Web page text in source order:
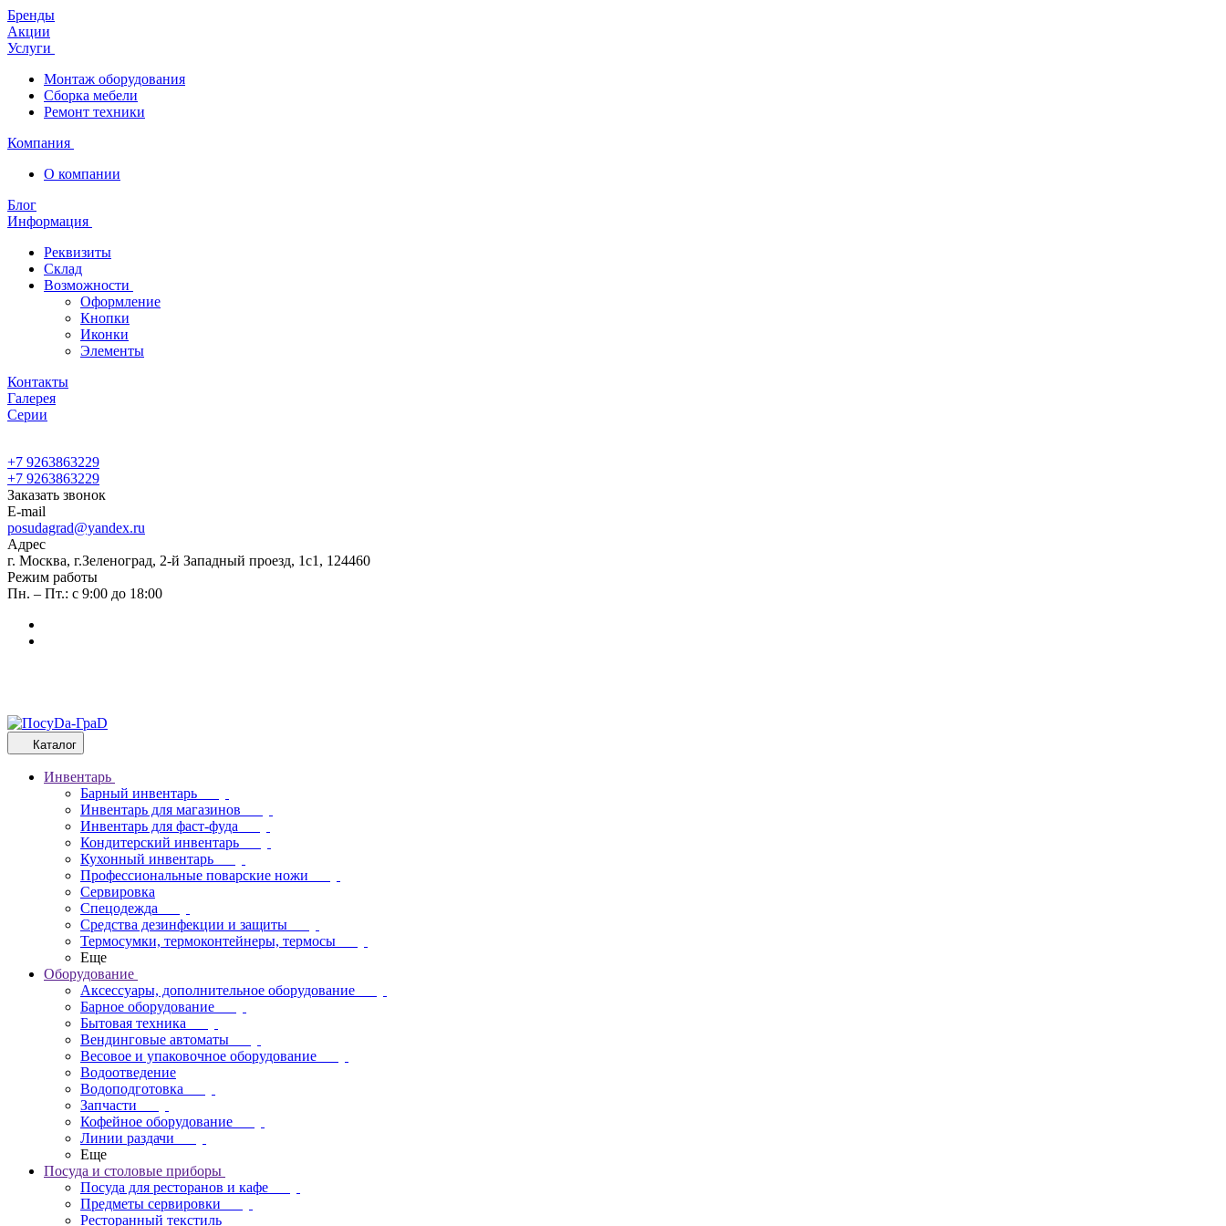
Бренды
Акции
Услуги
Монтаж оборудования
Сборка мебели
Ремонт техники
Компания
О компании
Блог
Информация
Реквизиты
Склад
Возможности
Оформление
Кнопки
Иконки
Элементы
Контакты
Галерея
Cерии
+7 9263863229
+7 9263863229
Заказать звонок
E-mail
posudagrad@yandex.ru
Адрес
г. Москва, г.Зеленоград, 2-й Западный проезд, 1с1, 124460
Режим работы
Пн. – Пт.: с 9:00 до 18:00
Каталог
Инвентарь
Барный инвентарь
Инвентарь для магазинов
Инвентарь для фаст-фуда
Кондитерский инвентарь
Кухонный инвентарь
Профессиональные поварские ножи
Сервировка
Спецодежда
Средства дезинфекции и защиты
Термосумки, термоконтейнеры, термосы
Еще
Оборудование
Аксессуары, дополнительное оборудование
Барное оборудование
Бытовая техника
Вендинговые автоматы
Весовое и упаковочное оборудование
Водоотведение
Водоподготовка
Запчасти
Кофейное оборудование
Линии раздачи
Еще
Посуда и столовые приборы
Посуда для ресторанов и кафе
Предметы сервировки
Ресторанный текстиль